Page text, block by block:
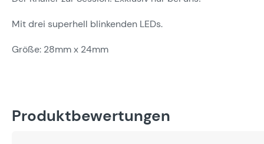
Mit drei superhell blinkenden LEDs.
Größe: 28mm x 24mm
Produktbewertungen